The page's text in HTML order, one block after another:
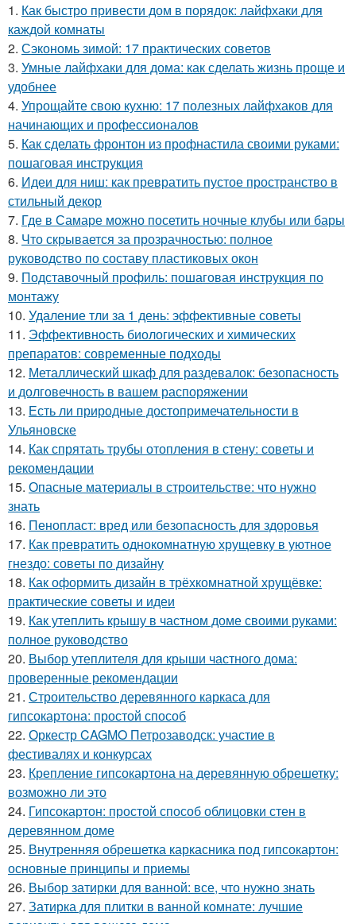
1. Как быстро привести дом в порядок: лайфхаки для
каждой комнаты
2. Сэкономь зимой: 17 практических советов
3. Умные лайфхаки для дома: как сделать жизнь проще и
удобнее
4. Упрощайте свою кухню: 17 полезных лайфхаков для
начинающих и профессионалов
5. Как сделать фронтон из профнастила своими руками:
пошаговая инструкция
6. Идеи для ниш: как превратить пустое пространство в
стильный декор
7. Где в Самаре можно посетить ночные клубы или бары
8. Что скрывается за прозрачностью: полное
руководство по составу пластиковых окон
9. Подставочный профиль: пошаговая инструкция по
монтажу
10. Удаление тли за 1 день: эффективные советы
11. Эффективность биологических и химических
препаратов: современные подходы
12. Металлический шкаф для раздевалок: безопасность
и долговечность в вашем распоряжении
13. Есть ли природные достопримечательности в
Ульяновске
14. Как спрятать трубы отопления в стену: советы и
рекомендации
15. Опасные материалы в строительстве: что нужно
знать
16. Пенопласт: вред или безопасность для здоровья
17. Как превратить однокомнатную хрущевку в уютное
гнездо: советы по дизайну
18. Как оформить дизайн в трёхкомнатной хрущёвке:
практические советы и идеи
19. Как утеплить крышу в частном доме своими руками:
полное руководство
20. Выбор утеплителя для крыши частного дома:
проверенные рекомендации
21. Строительство деревянного каркаса для
гипсокартона: простой способ
22. Оркестр CAGMO Петрозаводск: участие в
фестивалях и конкурсах
23. Крепление гипсокартона на деревянную обрешетку:
возможно ли это
24. Гипсокартон: простой способ облицовки стен в
деревянном доме
25. Внутренняя обрешетка каркасника под гипсокартон:
основные принципы и приемы
26. Выбор затирки для ванной: все, что нужно знать
27. Затирка для плитки в ванной комнате: лучшие